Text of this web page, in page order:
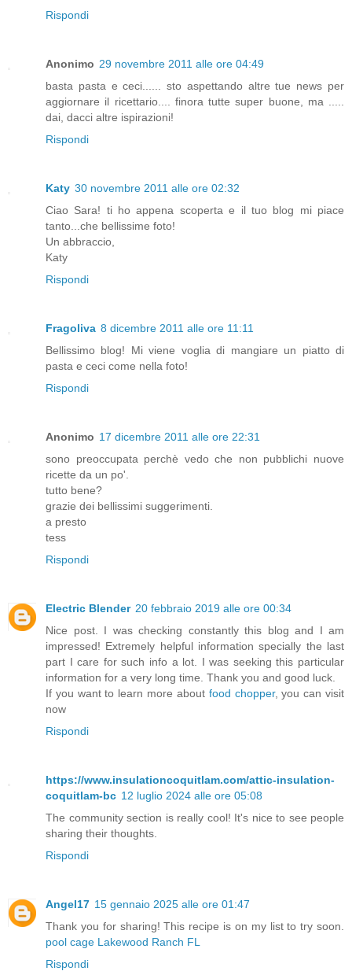
Rispondi
Anonimo 29 novembre 2011 alle ore 04:49
basta pasta e ceci...... sto aspettando altre tue news per
aggiornare il ricettario.... finora tutte super buone, ma .....
dai, dacci altre ispirazioni!
Rispondi
Katy 30 novembre 2011 alle ore 02:32
Ciao Sara! ti ho appena scoperta e il tuo blog mi piace
tanto...che bellissime foto!
Un abbraccio,
Katy
Rispondi
Fragoliva 8 dicembre 2011 alle ore 11:11
Bellissimo blog! Mi viene voglia di mangiare un piatto di
pasta e ceci come nella foto!
Rispondi
Anonimo 17 dicembre 2011 alle ore 22:31
sono preoccupata perchè vedo che non pubblichi nuove
ricette da un po'.
tutto bene?
grazie dei bellissimi suggerimenti.
a presto
tess
Rispondi
Electric Blender 20 febbraio 2019 alle ore 00:34
Nice post. I was checking constantly this blog and I am
impressed! Extremely helpful information specially the last
part I care for such info a lot. I was seeking this particular
information for a very long time. Thank you and good luck.
If you want to learn more about food chopper, you can visit
now
Rispondi
https://www.insulationcoquitlam.com/attic-insulation-
coquitlam-bc 12 luglio 2024 alle ore 05:08
The community section is really cool! It's nice to see people
sharing their thoughts.
Rispondi
Angel17 15 gennaio 2025 alle ore 01:47
Thank you for sharing! This recipe is on my list to try soon.
pool cage Lakewood Ranch FL
Rispondi